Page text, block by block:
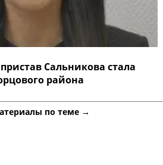
Сальникова стала
района
по теме →